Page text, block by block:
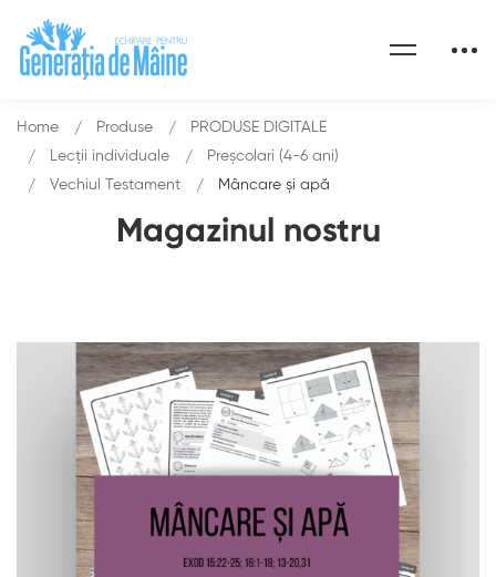
Magazinul nostru
Home Produse
PRODUSE DIGITALE
Lecții individuale
Preșcolari (4-6 ani)
Vechiul Testament
Mâncare și apă